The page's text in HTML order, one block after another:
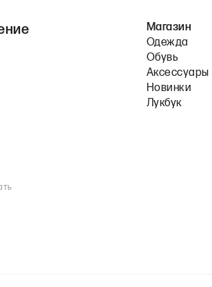
Магазин
Одежда
Обувь
Аксессуары
Новинки
Лукбук